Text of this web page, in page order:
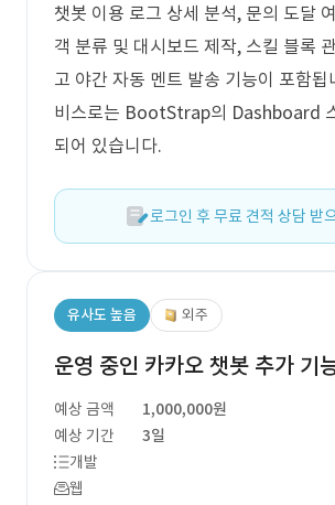
챗봇 이용 로그 상세 분석, 문의 도달
객 분류 및 대시보드 제작, 스킬 블록
고 야간 자동 멘트 발송 기능이 포함됩
비스로는 BootStrap의 Dashboard
되어 있습니다.
로그인 후 무료 견적 상담 받
유사도 높음 외주
운영 중인 카카오 챗봇 추가 기
예상 금액
1,000,000원
예상 기간
3일
개발
웹